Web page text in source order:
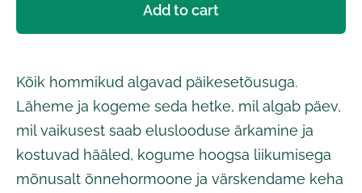
Add to cart
Kõik hommikud algavad päikesetõusuga.
Läheme ja kogeme seda hetke, mil algab päev,
mil vaikusest saab eluslooduse ärkamine ja
kostuvad hääled, kogume hoogsa liikumisega
mõnusalt õnnehormoone ja värskendame keha